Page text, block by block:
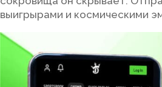
выигрырами и космическими